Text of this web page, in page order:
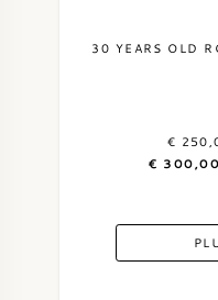
TOSCANE
30 YEARS OLD
€
€